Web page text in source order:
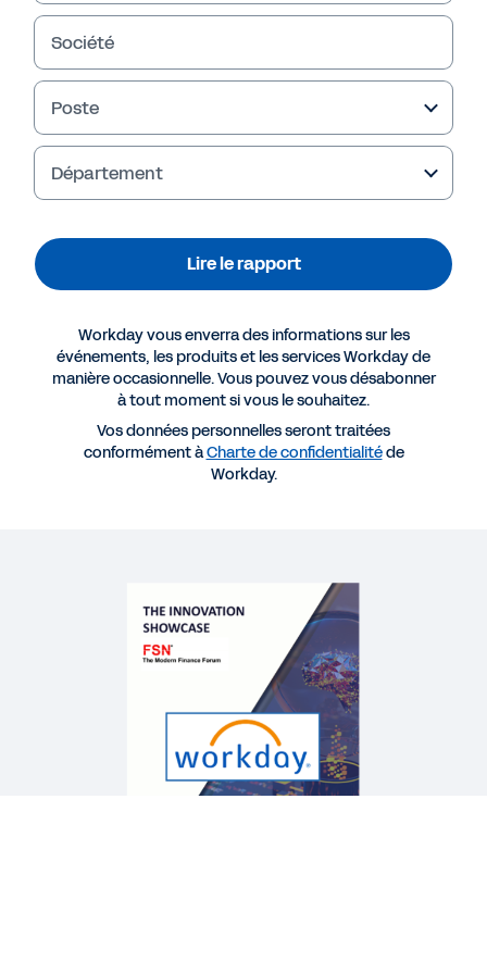
Lire le rapport
Plus de ressources
FSN Innovation Showcase – Workday (en anglais)
QUICK DEMO
How Finance Can Create Value with Workday
Voir plus de ressources
Société
Poste
Département
Lire le rapport
Workday vous enverra des informations sur les
événements, les produits et les services Workday de
manière occasionnelle. Vous pouvez vous désabonner
à tout moment si vous le souhaitez.
Vos données personnelles seront traitées
conformément àCharte de confidentialitéde
Workday.